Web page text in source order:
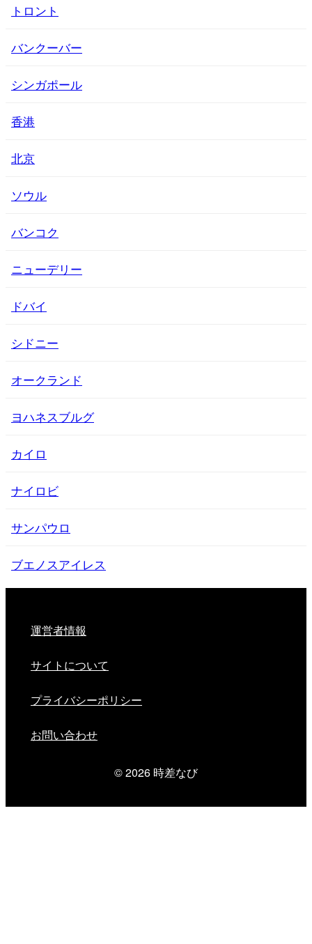
トロント
バンクーバー
シンガポール
香港
北京
ソウル
バンコク
ニューデリー
ドバイ
シドニー
オークランド
ヨハネスブルグ
カイロ
ナイロビ
サンパウロ
ブエノスアイレス
運営者情報
サイトについて
プライバシーポリシー
お問い合わせ
© 2026 時差なび